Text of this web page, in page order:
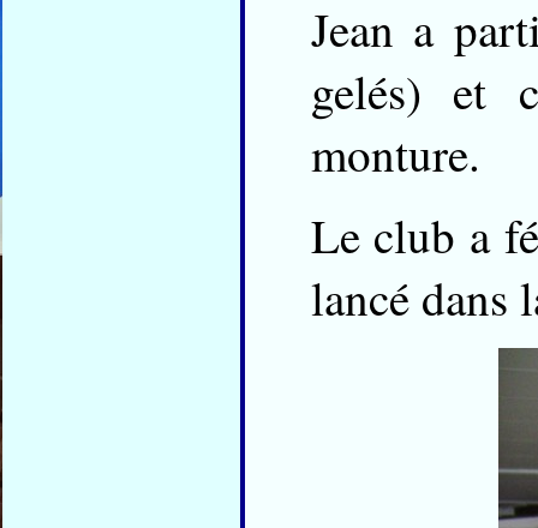
Jean a
gelés) et
monture.
Le club a
lancé dans